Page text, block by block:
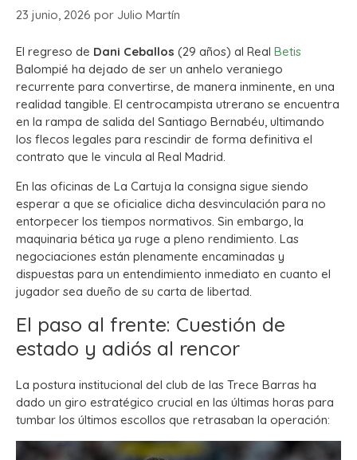
23 junio, 2026 por Julio Martín
El regreso de Dani Ceballos (29 años) al Real Betis
Balompié ha dejado de ser un anhelo veraniego
recurrente para convertirse, de manera inminente, en una
realidad tangible. El centrocampista utrerano se encuentra
en la rampa de salida del Santiago Bernabéu, ultimando
los flecos legales para rescindir de forma definitiva el
contrato que le vincula al Real Madrid.
En las oficinas de La Cartuja la consigna sigue siendo
esperar a que se oficialice dicha desvinculación para no
entorpecer los tiempos normativos. Sin embargo, la
maquinaria bética ya ruge a pleno rendimiento. Las
negociaciones están plenamente encaminadas y
dispuestas para un entendimiento inmediato en cuanto el
jugador sea dueño de su carta de libertad.
El paso al frente: Cuestión de
estado y adiós al rencor
La postura institucional del club de las Trece Barras ha
dado un giro estratégico crucial en las últimas horas para
tumbar los últimos escollos que retrasaban la operación: